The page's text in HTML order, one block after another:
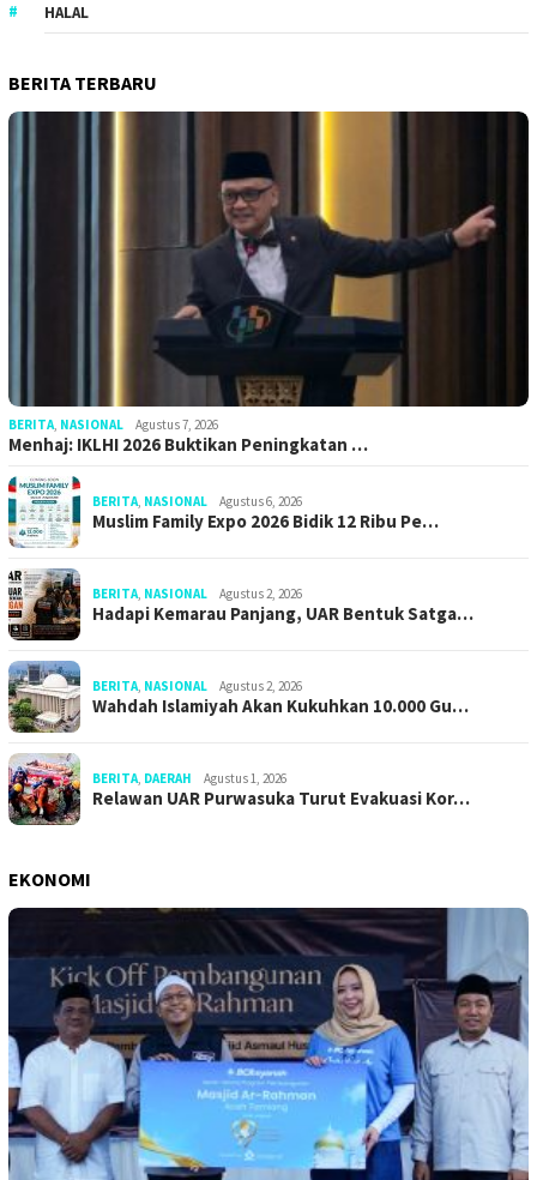
HALAL
BERITA TERBARU
BERITA NASIONAL Agustus 7, 2026
Menhaj: IKLHI 2026 Buktikan Peningkatan …
BERITA NASIONAL Agustus 6, 2026
Muslim Family Expo 2026 Bidik 12 Ribu Pe…
BERITA NASIONAL Agustus 2, 2026
Hadapi Kemarau Panjang, UAR Bentuk Satga…
BERITA NASIONAL Agustus 2, 2026
Wahdah Islamiyah Akan Kukuhkan 10.000 Gu…
BERITA DAERAH Agustus 1, 2026
Relawan UAR Purwasuka Turut Evakuasi Kor…
EKONOMI